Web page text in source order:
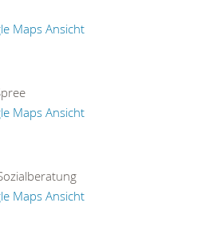
Maps Ansicht
Maps Ansicht
Maps Ansicht